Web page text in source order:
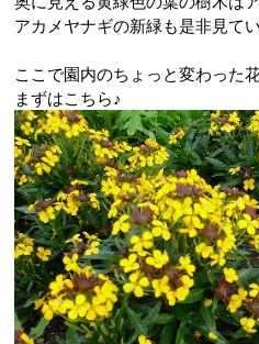
アカメヤナギの新緑も是非見て
ここで園内のちょっと変わった
まずはこちら♪